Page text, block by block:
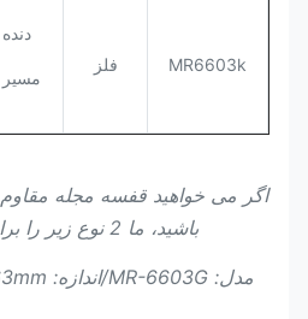
MR6603k فلز
دنده
مسیر
اگر می خواهید قفسه مجله مقاوم
باشید، ما 2 نوع زیر را برای گزینه های شما داریم.
مدل: MR-6603G/